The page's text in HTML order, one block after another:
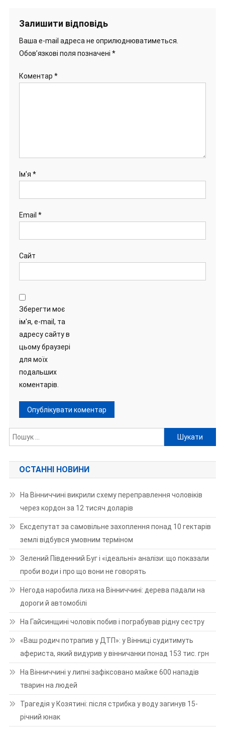
Залишити відповідь
Ваша e-mail адреса не оприлюднюватиметься.
Обов’язкові поля позначені *
Коментар *
Ім'я *
Email *
Сайт
Зберегти моє
ім'я, e-mail, та
адресу сайту в
цьому браузері
для моїх
подальших
коментарів.
Пошук:
ОСТАННІ НОВИНИ
На Вінниччині викрили схему переправлення чоловіків
через кордон за 12 тисяч доларів
Ексдепутат за самовільне захоплення понад 10 гектарів
землі відбувся умовним терміном
Зелений Південний Буг і «ідеальні» аналізи: що показали
проби води і про що вони не говорять
Негода наробила лиха на Вінниччині: дерева падали на
дороги й автомобілі
На Гайсинщині чоловік побив і пограбував рідну сестру
«Ваш родич потрапив у ДТП»: у Вінниці судитимуть
афериста, який видурив у вінничанки понад 153 тис. грн
На Вінниччині у липні зафіксовано майже 600 нападів
тварин на людей
Трагедія у Козятині: після стрибка у воду загинув 15-
річний юнак